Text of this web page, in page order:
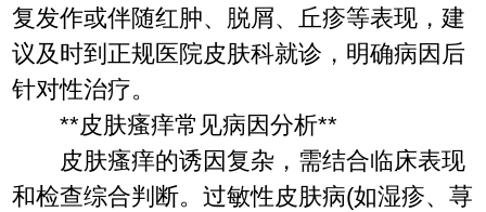
复发作或伴随红肿、脱屑、丘疹等表现，建
议及时到正规医院皮肤科就诊，明确病因后
针对性治疗。
**皮肤瘙痒常见病因分析**
皮肤瘙痒的诱因复杂，需结合临床表现
和检查综合判断。过敏性皮肤病(如湿疹、荨